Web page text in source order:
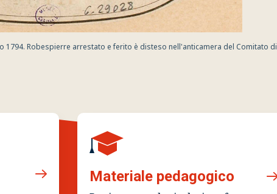
1794. Robespierre arrestato e ferito è disteso nell'anticamera del Comitato di
Materiale pedagogico